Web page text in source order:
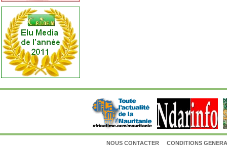
NOUS CONTACTER CONDITIONS